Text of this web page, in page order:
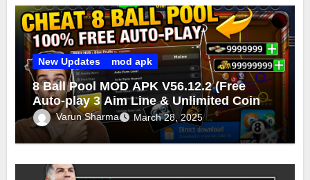
New Updates mod apk
8 Ball Pool MOD APK V56.12.2 (Free
Auto-play 3 Aim Line & Unlimited Coins
Cash 2025)
Varun Sharma March 28, 2025